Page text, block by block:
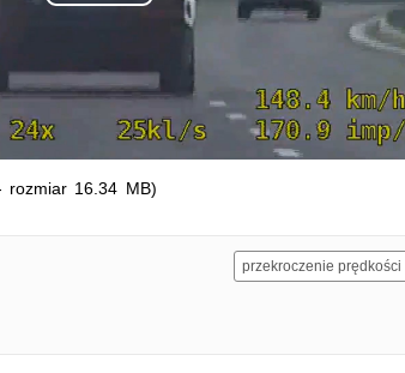
wideo
rozmiar 16.34 MB)
przekroczenie prędkości